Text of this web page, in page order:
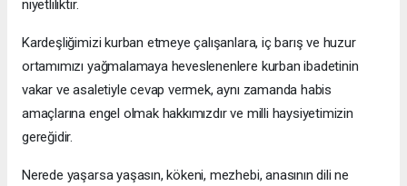
niyetliliktir.
Kardeşliğimizi kurban etmeye çalışanlara, iç barış ve huzur
ortamımızı yağmalamaya heveslenenlere kurban ibadetinin
vakar ve asaletiyle cevap vermek, aynı zamanda habis
amaçlarına engel olmak hakkımızdır ve milli haysiyetimizin
gereğidir.
Nerede yaşarsa yaşasın, kökeni, mezhebi, anasının dili ne